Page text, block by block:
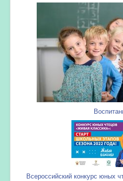
Всероссийский конкурс юных